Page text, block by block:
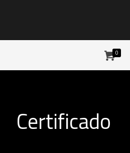
0
Certificado